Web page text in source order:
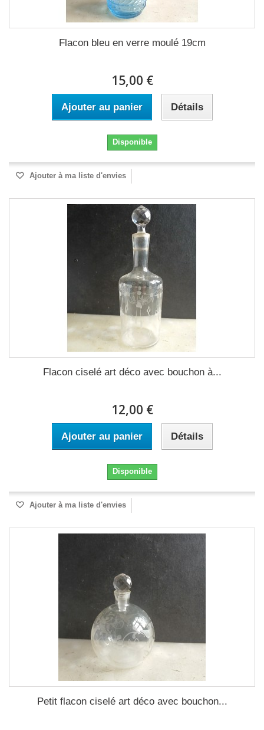
Flacon bleu en verre moulé 19cm
15,00 €
Ajouter au panier Détails
Disponible
Ajouter à ma liste d'envies
Flacon ciselé art déco avec bouchon à...
12,00 €
Ajouter au panier Détails
Disponible
Ajouter à ma liste d'envies
Petit flacon ciselé art déco avec bouchon...